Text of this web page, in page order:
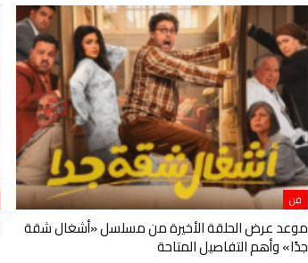
فن
موعد عرض الحلقة الأخيرة من مسلسل «أشغال شقة
جدًا» وأهم التفاصيل المتاحة